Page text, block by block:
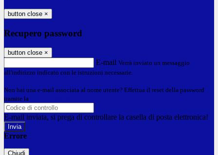
button close ×
Recupero password
button close ×
E-mail Verrà inviato un messaggio
all'indirizzo indicato con le istruzioni necessarie.
Non hai una e-mail associata al nome utente? Effettua il reset della password
tramite la
E-mail inviata, si prega di controllare la casella di posta elettronica!
Errore
Chiudi